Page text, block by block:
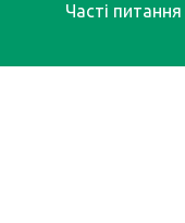
Часті питання